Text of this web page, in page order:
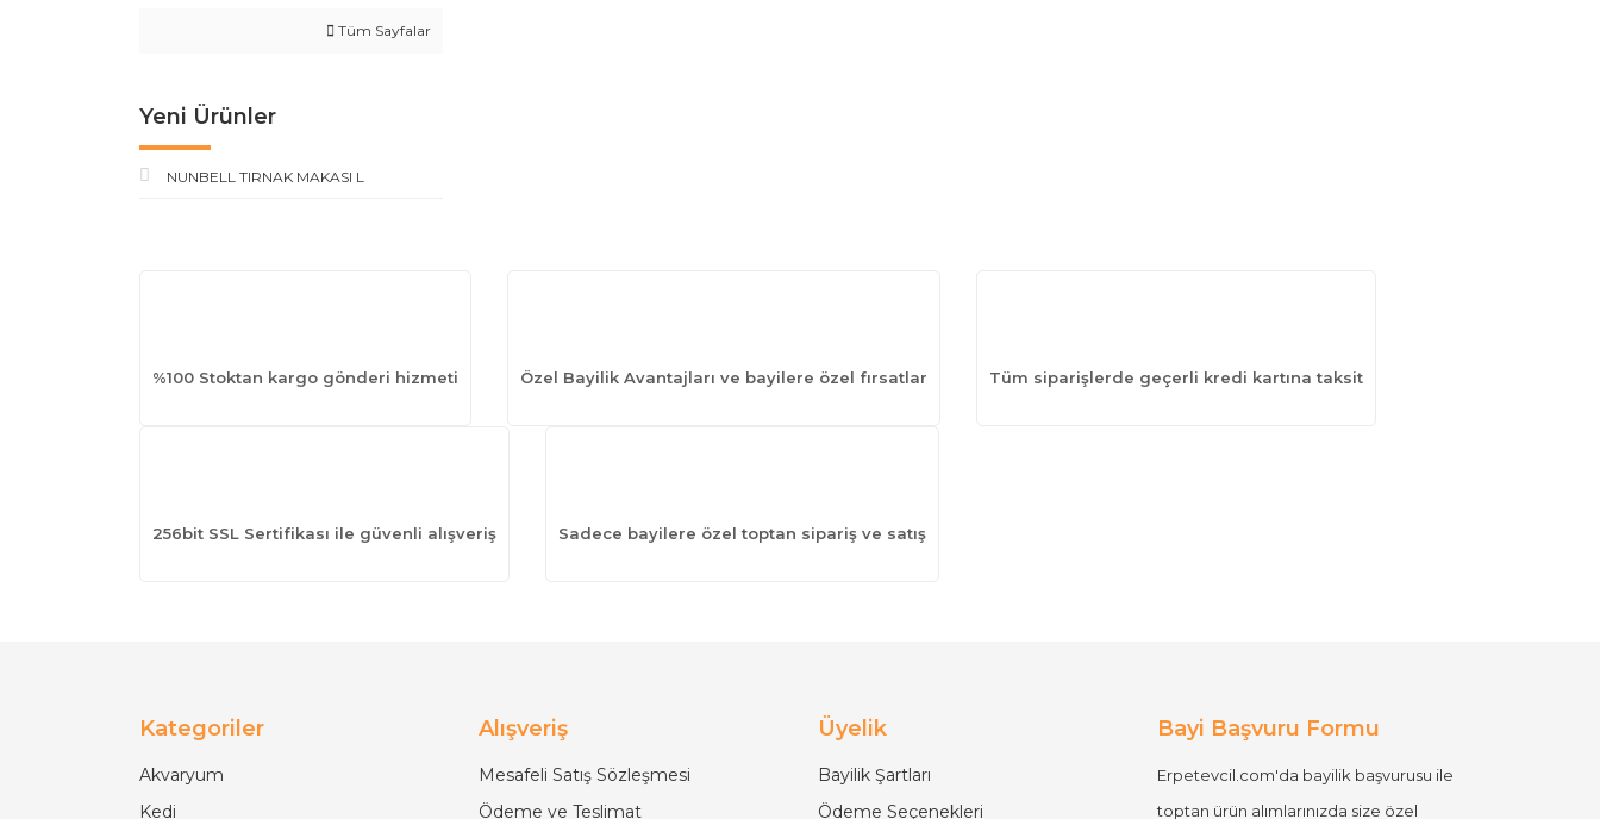
Tüm Sayfalar
Yeni Ürünler
NUNBELL TIRNAK MAKASI L
%100 Stoktan kargo gönderi hizmeti Özel Bayilik Avantajları ve bayilere özel fırsatlar Tüm siparişlerde geçerli kredi kartına taksit
256bit SSL Sertifikası ile güvenli alışveriş Sadece bayilere özel toptan sipariş ve satış
Kategoriler
Akvaryum
Kedi
Alışveriş
Mesafeli Satış Sözleşmesi
Ödeme ve Teslimat
Üyelik
Bayilik Şartları
Ödeme Seçenekleri
Bayi Başvuru Formu
Erpetevcil.com'da bayilik başvurusu ile
toptan ürün alımlarınızda size özel